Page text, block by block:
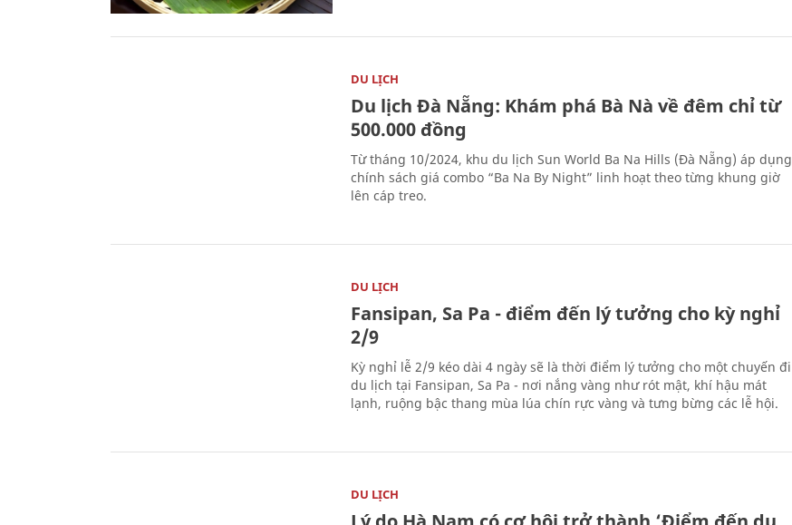
DU LỊCH
Du lịch Đà Nẵng: Khám phá Bà Nà về đêm chỉ từ
500.000 đồng
Từ tháng 10/2024, khu du lịch Sun World Ba Na Hills (Đà Nẵng) áp dụng
chính sách giá combo “Ba Na By Night” linh hoạt theo từng khung giờ
lên cáp treo.
DU LỊCH
Fansipan, Sa Pa - điểm đến lý tưởng cho kỳ nghỉ
2/9
Kỳ nghỉ lễ 2/9 kéo dài 4 ngày sẽ là thời điểm lý tưởng cho một chuyến đi
du lịch tại Fansipan, Sa Pa - nơi nắng vàng như rót mật, khí hậu mát
lạnh, ruộng bậc thang mùa lúa chín rực vàng và tưng bừng các lễ hội.
DU LỊCH